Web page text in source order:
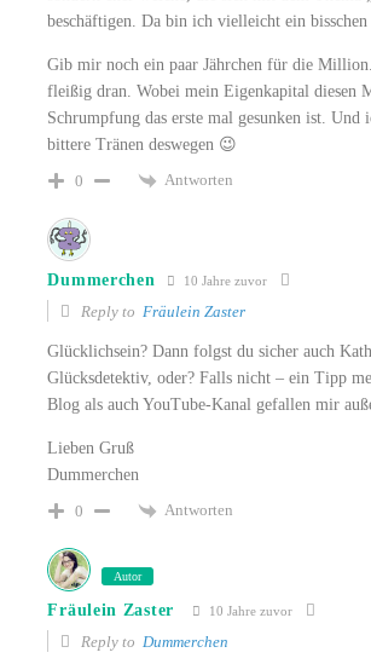
beschäftigen. Da bin ich vielleicht ein bisschen
Gib mir noch ein paar Jährchen für die
fleißig dran. Wobei mein Eigenkapital diesen
Schrumpfung das erste mal gesunken ist. Und
bittere Tränen deswegen 😉
0
Antworten
Dummerchen 10 Jahre zuvor
Reply toFräulein Zaster
Glücklichsein? Dann folgst du sicher auch
Glücksdetektiv, oder? Falls nicht – ein Tipp
Blog als auch YouTube-Kanal gefallen mir
Lieben Gruß
Dummerchen
0
Antworten
Autor
Fräulein Zaster 10 Jahre zuvor
Reply toDummerchen